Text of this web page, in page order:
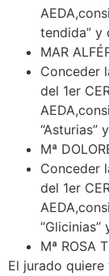
tendida” y
MAR
Conceder
del 1er
“Asturias”
Mª
Conceder
del 1er
Mª ROSA
El jurado